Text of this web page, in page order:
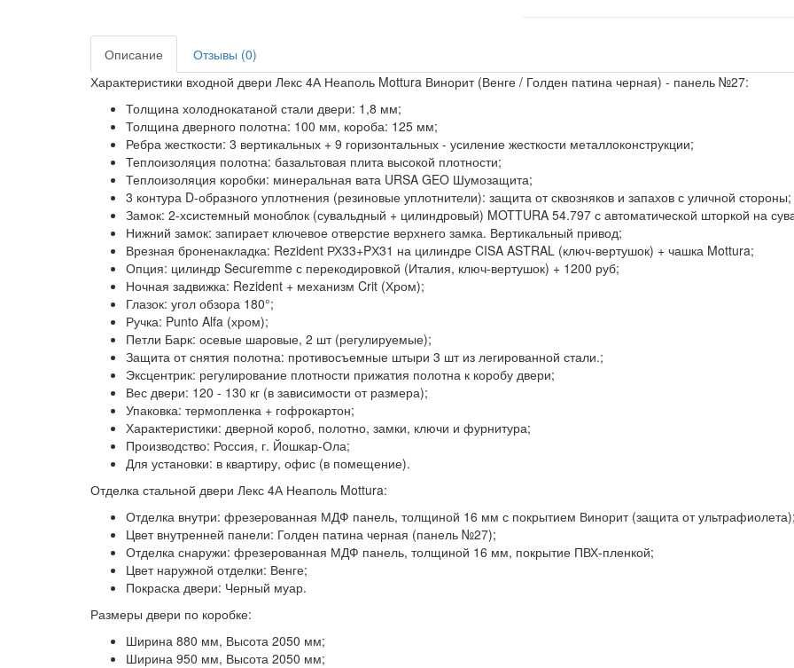
Описание
Отзывы (0)
Характеристики входной двери Лекс 4А Неаполь Mottura Винорит (Венге / Голден патина черная) - панель №27:
Толщина холоднокатаной стали двери: 1,8 мм;
Толщина дверного полотна: 100 мм, короба: 125 мм;
Ребра жесткости: 3 вертикальных + 9 горизонтальных - усиление жесткости металлоконструкции;
Теплоизоляция полотна: базальтовая плита высокой плотности;
Теплоизоляция коробки: минеральная вата URSA GEO Шумозащита;
3 контура D-образного уплотнения (резиновые уплотнители): защита от сквозняков и запахов с уличной стороны;
Замок: 2-хсистемный моноблок (сувальдный + цилиндровый) MOTTURA 54.797 с автоматической шторкой на
Нижний замок: запирает ключевое отверстие верхнего замка. Вертикальный привод;
Врезная броненакладка: Rezident РХ33+PХ31 на цилиндре CISA ASTRAL (ключ-вертушок) + чашка Mottura;
Опция: цилиндр Securemme с перекодировкой (Италия, ключ-вертушок) + 1200 руб;
Ночная задвижка: Rezident + механизм Crit (Хром);
Глазок: угол обзора 180°;
Ручка: Punto Alfa (хром);
Петли Барк: осевые шаровые, 2 шт (регулируемые);
Защита от снятия полотна: противосъемные штыри 3 шт из легированной стали.;
Эксцентрик: регулирование плотности прижатия полотна к коробу двери;
Вес двери: 120 - 130 кг (в зависимости от размера);
Упаковка: термопленка + гофрокартон;
Характеристики: дверной короб, полотно, замки, ключи и фурнитура;
Производство: Россия, г. Йошкар-Ола;
Для установки: в квартиру, офис (в помещение).
Отделка стальной двери Лекс 4А Неаполь Mottura:
Отделка внутри: фрезерованная МДФ панель, толщиной 16 мм с покрытием Винорит (защита от ультрафиолета);
Цвет внутренней панели: Голден патина черная (панель №27);
Отделка снаружи: фрезерованная МДФ панель, толщиной 16 мм, покрытие ПВХ-пленкой;
Цвет наружной отделки: Венге;
Покраска двери: Черный муар.
Размеры двери по коробке:
Ширина 880 мм, Высота 2050 мм;
Ширина 950 мм, Высота 2050 мм;